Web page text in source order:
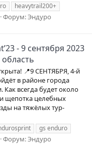
heavytrail200+
Форум:Эндуро
- 9 сентября 2023
📍9 СЕНТЯБРЯ, 4-й
в районе города
Как всегда будет около
и щепотка целебных
на тяжёлых тур-
gs enduro
Форум:Эндуро